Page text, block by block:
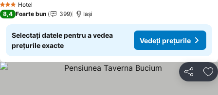
3 SteleHotel
8,4 Foarte bun 399 Iaşi
Selectați datele pentru a vedea
prețurile exacte
Vedeți prețurile
Distribuiți